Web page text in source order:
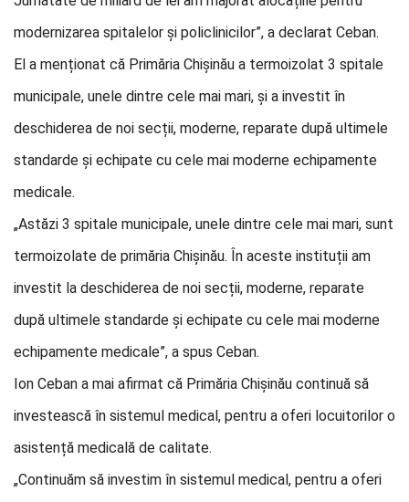
modernizarea spitalelor și policlinicilor”, a declarat Ceban.
El a menționat că Primăria Chișinău a termoizolat 3 spitale
municipale, unele dintre cele mai mari, și a investit în
deschiderea de noi secții, moderne, reparate după ultimele
standarde și echipate cu cele mai moderne echipamente
medicale.
„Astăzi 3 spitale municipale, unele dintre cele mai mari, sunt
termoizolate de primăria Chișinău. În aceste instituții am
investit la deschiderea de noi secții, moderne, reparate
după ultimele standarde și echipate cu cele mai moderne
echipamente medicale”, a spus Ceban.
Ion Ceban a mai afirmat că Primăria Chișinău continuă să
investească în sistemul medical, pentru a oferi locuitorilor o
asistență medicală de calitate.
„Continuăm să investim în sistemul medical, pentru a oferi